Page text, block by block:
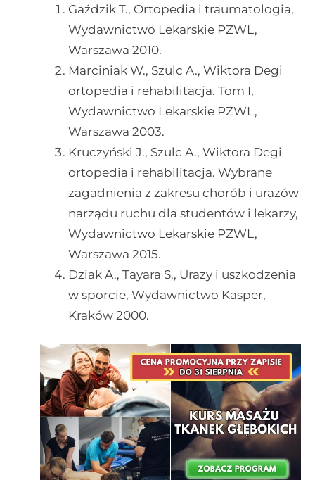
Gaździk T., Ortopedia i traumatologia,
Wydawnictwo Lekarskie PZWL,
Warszawa 2010.
Marciniak W., Szulc A., Wiktora Degi
ortopedia i rehabilitacja. Tom I,
Wydawnictwo Lekarskie PZWL,
Warszawa 2003.
Kruczyński J., Szulc A., Wiktora Degi
ortopedia i rehabilitacja. Wybrane
zagadnienia z zakresu chorób i urazów
narządu ruchu dla studentów i lekarzy,
Wydawnictwo Lekarskie PZWL,
Warszawa 2015.
Dziak A., Tayara S., Urazy i uszkodzenia
w sporcie, Wydawnictwo Kasper,
Kraków 2000.